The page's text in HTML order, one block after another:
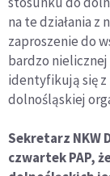
na te działania z
zaproszenie do
bardzo
identyfikują się
dolnośląskiej
Sekretarz NKW
czwartek PAP,